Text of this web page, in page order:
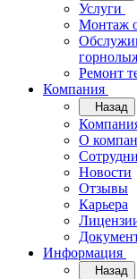
Услуги
Монтаж
Ремонт
Компания
Назад
О
Новости
Отзывы
Карьера
Информация
Назад